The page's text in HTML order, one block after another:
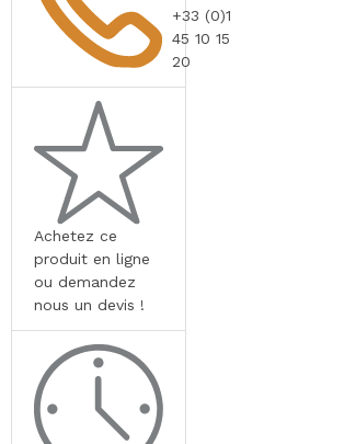
+33 (0)1
45 10 15
20
Achetez ce
produit en ligne
ou demandez
nous un devis !